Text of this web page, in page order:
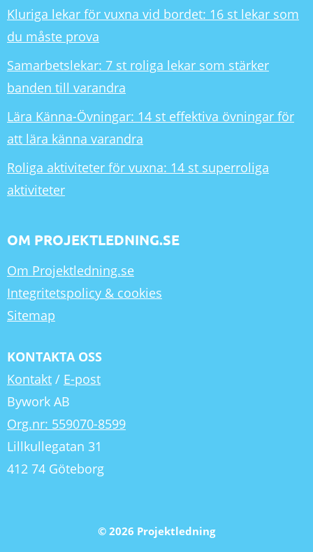
Kluriga lekar för vuxna vid bordet: 16 st lekar som
du måste prova
Samarbetslekar: 7 st roliga lekar som stärker
banden till varandra
Lära Känna-Övningar: 14 st effektiva övningar för
att lära känna varandra
Roliga aktiviteter för vuxna: 14 st superroliga
aktiviteter
OM PROJEKTLEDNING.SE
Om Projektledning.se
Integritetspolicy & cookies
Sitemap
KONTAKTA OSS
Kontakt / E-post
Bywork AB
Org.nr: 559070-8599
Lillkullegatan 31
412 74 Göteborg
© 2026 Projektledning